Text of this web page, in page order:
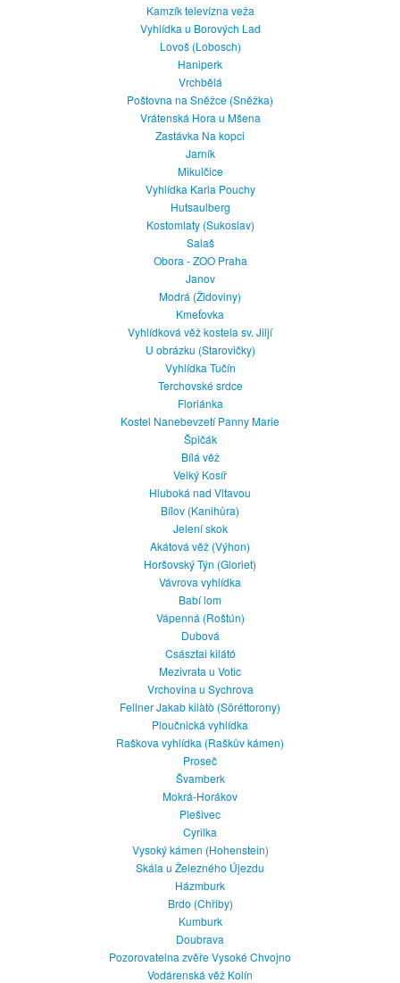
Kamzík televízna veža
Vyhlídka u Borových Lad
Lovoš (Lobosch)
Haniperk
Vrchbělá
Poštovna na Sněžce (Sněžka)
Vrátenská Hora u Mšena
Zastávka Na kopci
Jarník
Mikulčice
Vyhlídka Karla Pouchy
Hutsaulberg
Kostomlaty (Sukoslav)
Salaš
Obora - ZOO Praha
Janov
Modrá (Židoviny)
Kmeťovka
Vyhlídková věž kostela sv. Jiljí
U obrázku (Starovičky)
Vyhlídka Tučín
Terchovské srdce
Floriánka
Kostel Nanebevzetí Panny Marie
Špičák
Bílá věž
Velký Kosíř
Hluboká nad Vltavou
Bílov (Kanihůra)
Jelení skok
Akátová věž (Výhon)
Horšovský Týn (Gloriet)
Vávrova vyhlídka
Babí lom
Vápenná (Roštún)
Dubová
Császtai kilátó
Mezivrata u Votic
Vrchovina u Sychrova
Fellner Jakab kilàtò (Söréttorony)
Ploučnická vyhlídka
Raškova vyhlídka (Raškův kámen)
Proseč
Švamberk
Mokrá-Horákov
Plešivec
Cyrilka
Vysoký kámen (Hohenstein)
Skála u Železného Újezdu
Házmburk
Brdo (Chřiby)
Kumburk
Doubrava
Pozorovatelna zvěře Vysoké Chvojno
Vodárenská věž Kolín